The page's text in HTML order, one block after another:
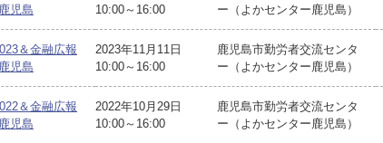
児島
10:00～16:00
ー（よかセンター鹿児島）
＆金融広報
児島
2023年11月11日
10:00～16:00
鹿児島市勤労者交流センタ
ー（よかセンター鹿児島）
＆金融広報
児島
2022年10月29日
10:00～16:00
鹿児島市勤労者交流センタ
ー（よかセンター鹿児島）